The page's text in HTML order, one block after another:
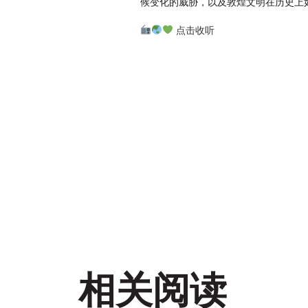
点击收听
相关阅读